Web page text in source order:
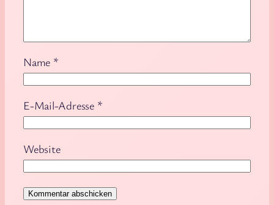
Name *
E-Mail-Adresse *
Website